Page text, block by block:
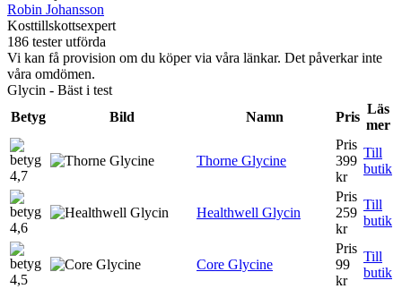
Robin Johansson
Kosttillskottsexpert
186 tester utförda
Vi kan få provision om du köper via våra länkar. Det påverkar inte
våra omdömen.
Glycin - Bäst i test
Betyg
Bild Namn Pris
Läs
mer
4,7
Thorne Glycine
Pris
399
kr
Till
butik
4,6
Healthwell Glycin
Pris
259
kr
Till
butik
4,5
Core Glycine
Pris
99
kr
Till
butik